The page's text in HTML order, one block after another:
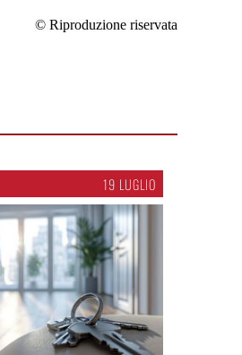
© Riproduzione riservata
19 LUGLIO